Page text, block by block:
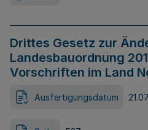
Drittes Gesetz zur
Landesbauordnung
Vorschriften im Land
Ausfertigungsdatum